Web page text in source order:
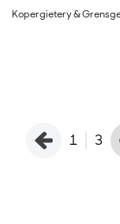
Kopergietery &
1 3